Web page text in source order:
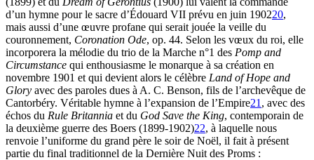
d’un hymne pour le sacre d’Édouard VII prévu en juin 190220,
mais aussi d’une œuvre profane qui serait jouée la veille du
couronnement, Coronation Ode, op. 44. Selon les vœux du roi, elle
incorporera la mélodie du trio de la Marche n°1 des Pomp and
Circumstance qui enthousiasme le monarque à sa création en
novembre 1901 et qui devient alors le célèbre Land of Hope and
Glory avec des paroles dues à A. C. Benson, fils de l’archevêque de
Cantorbéry. Véritable hymne à l’expansion de l’Empire21 , avec des
échos du Rule Britannia et du God Save the King, contemporain de
la deuxième guerre des Boers (1899-1902)22, à laquelle nous
renvoie l’uniforme du grand père le soir de Noël, il fait à présent
partie du final traditionnel de la Dernière Nuit des Proms :